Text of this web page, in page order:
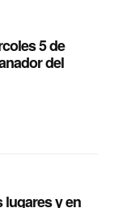
5 de
del
lugares y en